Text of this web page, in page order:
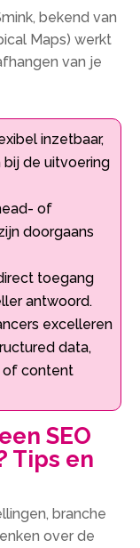
bekend van
Maps) werkt
van je
inzetbaar,
bij de uitvoering
of
doorgaans
toegang
antwoord.​
excelleren
data,
of content
SEO
Tips en
branche
over de